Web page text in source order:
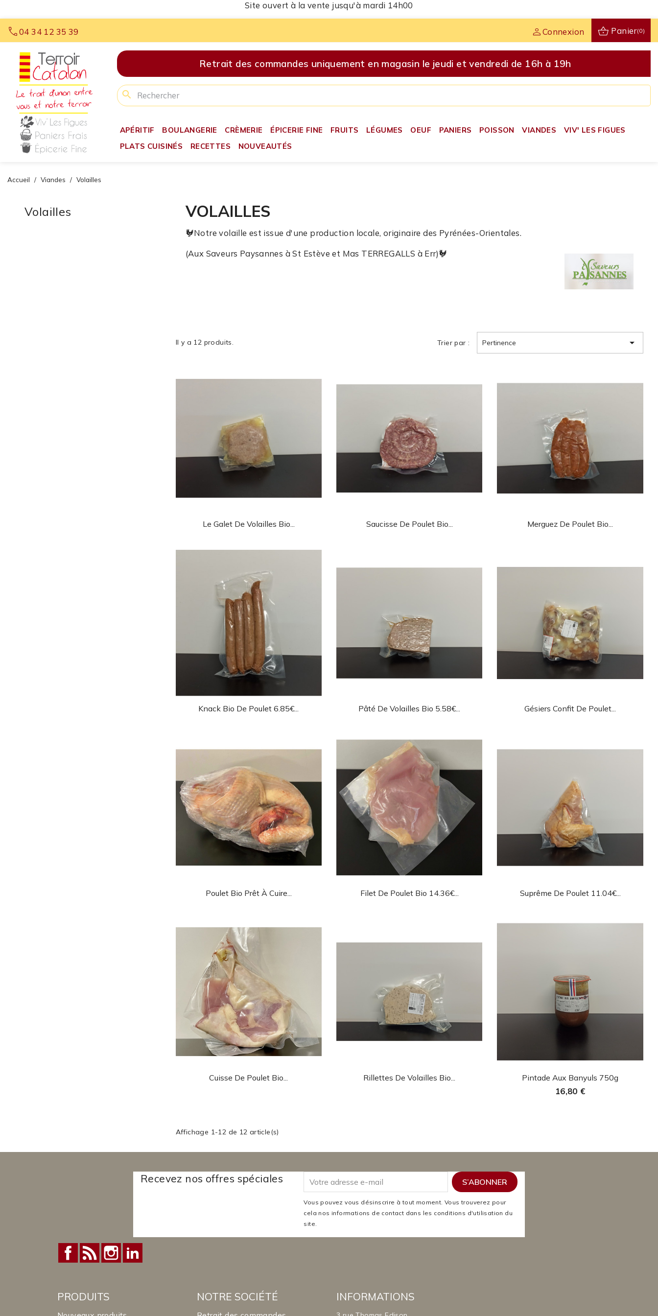
Site ouvert à la vente jusqu'à mardi 14h00
call04 34 12 35 39 personConnexion shopping_basket Panier(0)
Retrait des commandes uniquement en magasin le jeudi et vendredi de 16h à 19h
search
APÉRITIF BOULANGERIE CRÈMERIE ÉPICERIE FINE FRUITS LÉGUMES OEUF PANIERS POISSON VIANDES
VIV' LES FIGUES
PLATS CUISINÉS
RECETTES NOUVEAUTÉS
Accueil Viandes Volailles
Volailles VOLAILLES
🐓Notre volaille est issue d'une production locale, originaire des Pyrénées-Orientales.
(Aux Saveurs Paysannes à St Estève et Mas TERREGALLS à Err)🐓
Il y a 12 produits. Trier par : Pertinence 
Aperçu rapide
Le Galet De Volailles Bio... Aperçu rapide
Saucisse De Poulet Bio... Aperçu rapide
Merguez De Poulet Bio...
Aperçu rapide
Knack Bio De Poulet 6.85€... Aperçu rapide
Pâté De Volailles Bio 5.58€... Aperçu rapide
Gésiers Confit De Poulet...
Aperçu rapide
Poulet Bio Prêt À Cuire... Aperçu rapide
Filet De Poulet Bio 14.36€... Aperçu rapide
Suprême De Poulet 11.04€...
Aperçu rapide
Cuisse De Poulet Bio... Aperçu rapide
Rillettes De Volailles Bio... Aperçu rapide
Pintade Aux Banyuls 750g
16,80 €
Affichage 1-12 de 12 article(s)
Recevez nos offres spéciales
Vous pouvez vous désinscrire à tout moment. Vous trouverez pour
cela nos informations de contact dans les conditions d'utilisation du
site.
Facebook
Rss Instagram
PRODUITS NOTRE SOCIÉTÉ INFORMATIONS